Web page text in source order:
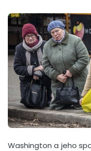
Slovensko
Washington a jeho